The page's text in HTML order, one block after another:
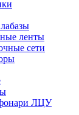
ленты
сети
ЛЦУ